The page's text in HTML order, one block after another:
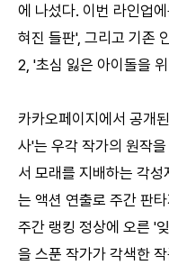
에 나섰다. 이번 라인업
혀진 들판', 그리고 기존
2, '초심 잃은 아이돌을
카카오페이지에서 공개
사'는 우각 작가의 원작
서 모래를 지배하는 각성
는 액션 연출로 주간 판
주간 랭킹 정상에 오른 '
을 스푼 작가가 각색한